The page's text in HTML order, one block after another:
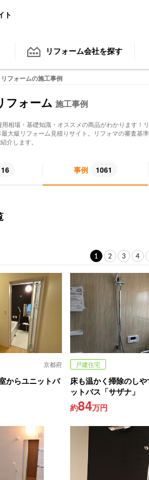
ト
リフォーム会社を探す
フォームの施工事例
フォーム 施工事例
用相場・基礎知識・オススメの商品がわかります！
大級リフォーム見積りサイト。リフォマの審査基
介します。
16 事例 1061
1 2 3 4
京都府
からユニットバ
戸建住宅
床も温かく掃除のし
ットバス「サザナ」
約84万円